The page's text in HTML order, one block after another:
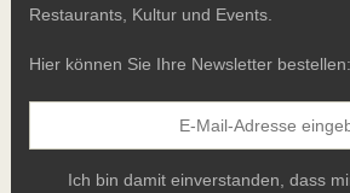
Restaurants, Kultur und Events.
Hier können Sie Ihre Newsletter bestellen:
Ich bin damit einverstanden, dass